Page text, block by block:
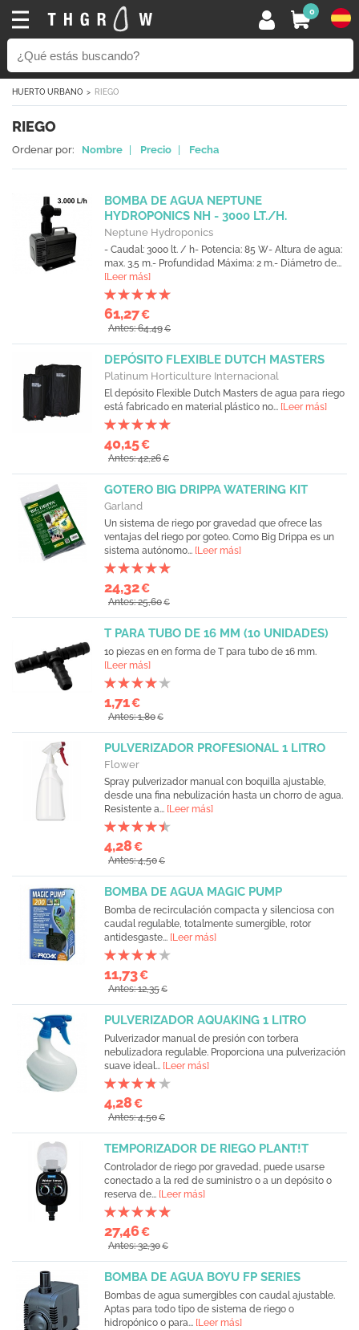
0
HUERTO URBANO RIEGO
RIEGO
Ordenar por: Nombre Precio Fecha
BOMBA DE AGUA NEPTUNE
HYDROPONICS NH - 3000 LT./H.
Neptune Hydroponics
- Caudal: 3000 lt. / h- Potencia: 85 W- Altura de agua:
max. 3.5 m.- Profundidad Máxima: 2 m.- Diámetro de...
[Leer más]
61,27€
Antes: 64,49€
DEPÓSITO FLEXIBLE DUTCH MASTERS
Platinum Horticulture Internacional
El depósito Flexible Dutch Masters de agua para riego
está fabricado en material plástico no... [Leer más]
40,15€
Antes: 42,26€
GOTERO BIG DRIPPA WATERING KIT
Garland
Un sistema de riego por gravedad que ofrece las
ventajas del riego por goteo. Como Big Drippa es un
sistema autónomo... [Leer más]
24,32€
Antes: 25,60€
T PARA TUBO DE 16 MM (10 UNIDADES)
10 piezas en en forma de T para tubo de 16 mm.
[Leer más]
1,71€
Antes: 1,80€
PULVERIZADOR PROFESIONAL 1 LITRO
Flower
Spray pulverizador manual con boquilla ajustable,
desde una fina nebulización hasta un chorro de agua.
Resistente a... [Leer más]
4,28€
Antes: 4,50€
BOMBA DE AGUA MAGIC PUMP
Bomba de recirculación compacta y silenciosa con
caudal regulable, totalmente sumergible, rotor
antidesgaste... [Leer más]
11,73€
Antes: 12,35€
PULVERIZADOR AQUAKING 1 LITRO
Pulverizador manual de presión con torbera
nebulizadora regulable. Proporciona una pulverización
suave ideal... [Leer más]
4,28€
Antes: 4,50€
TEMPORIZADOR DE RIEGO PLANT!T
Controlador de riego por gravedad, puede usarse
conectado a la red de suministro o a un depósito o
reserva de... [Leer más]
27,46€
Antes: 32,30€
BOMBA DE AGUA BOYU FP SERIES
Bombas de agua sumergibles con caudal ajustable.
Aptas para todo tipo de sistema de riego o
hidropónico o para... [Leer más]